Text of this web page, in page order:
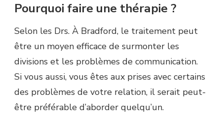
Pourquoi faire une thérapie ?
Selon les Drs. À Bradford, le traitement peut
être un moyen efficace de surmonter les
divisions et les problèmes de communication.
Si vous aussi, vous êtes aux prises avec certains
des problèmes de votre relation, il serait peut-
être préférable d’aborder quelqu’un.